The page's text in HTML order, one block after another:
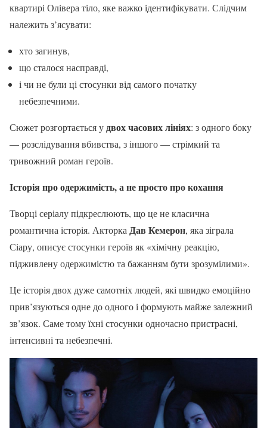
квартирі Олівера тіло, яке важко ідентифікувати. Слідчим
належить з’ясувати:
хто загинув,
що сталося насправді,
і чи не були ці стосунки від самого початку
небезпечними.
Сюжет розгортається у двох часових лініях: з одного боку
— розслідування вбивства, з іншого — стрімкий та
тривожний роман героїв.
Історія про одержимість, а не просто про кохання
Творці серіалу підкреслюють, що це не класична
романтична історія. Акторка Дав Кемерон, яка зіграла
Сіару, описує стосунки героїв як «хімічну реакцію,
підживлену одержимістю та бажанням бути зрозумілими».
Це історія двох дуже самотніх людей, які швидко емоційно
прив’язуються одне до одного і формують майже залежний
зв’язок. Саме тому їхні стосунки одночасно пристрасні,
інтенсивні та небезпечні.